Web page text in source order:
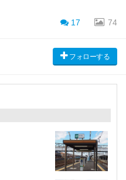
17 74
フォローする